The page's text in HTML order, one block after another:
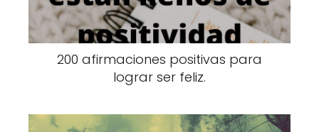
200 afirmaciones positivas para
lograr ser feliz.